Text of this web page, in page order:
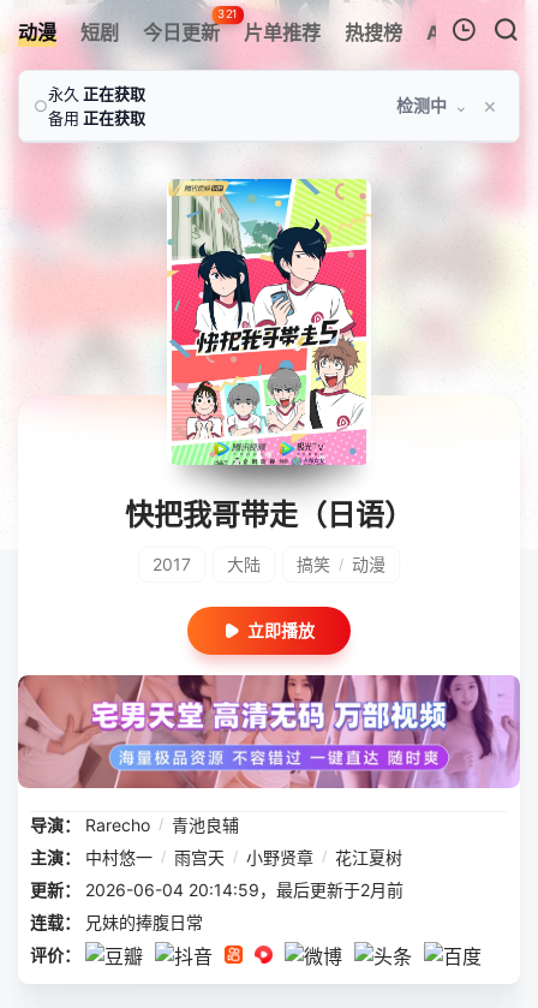
动漫 短剧 今日更新
321
片单推荐 热搜榜 APP
暂无观看影片的记录
○
永久 正在获取
备用 正在获取
检测中 ⌄ ×
快把我哥带走（日语）
2017 大陆 搞笑 / 动漫
立即播放
导演： Rarecho / 青池良辅
主演：
中村悠一 / 雨宫天 / 小野贤章 / 花江夏树
更新：
2026-06-04 20:14:59，最后更新于2月前
连载：
兄妹的捧腹日常
评价：